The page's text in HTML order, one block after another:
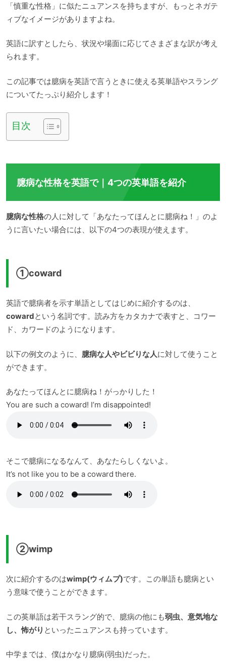
「慎重な性格」に似たニュアンスを持ちますが、もっとネガテ
ィブなイメージがありますよね。
英語に訳すとしたら、状況や場面に応じてさまざまな訳が考え
られます。
この記事では臆病を英語で言うときに使える英単語やスラング
についてたっぷり紹介します！
目次
臆病な性格を英語で｜4つの英単語を紹介
臆病な性格の人に対して「あなたってほんとに臆病ね！」のよ
うに言いたい場合には、以下の4つの表現が使えます。
①coward
英語で臆病者を示す単語としてはじめに紹介するのは、
cowardという名詞です。読み方をカタカナで表すと、コワー
ド、カワードのようになります。
以下の例文のように、 臆病な人やビビりな人に対して使うこと
ができます。
あなたってほんとに臆病ね！がっかりした！
You are such a coward! I’m disappointed!
そこで臆病になるなんて、あなたらしくないよ。
It’s not like you to be a coward there.
②wimp
次に紹介するのはwimp(ウィムプ)です。この単語も臆病とい
う意味で使うことができます。
この英単語は若干スラング的で、臆病の他にも弱虫、意気地な
し、怖がり といったニュアンスも持っています。
中学までは、僕はかなり臆病(弱虫)だった。